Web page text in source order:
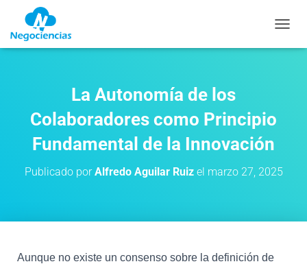
La Autonomía de los
Colaboradores como Principio
Fundamental de la Innovación
Publicado porAlfredo Aguilar Ruizel marzo 27, 2025
Aunque no existe un consenso sobre la definición de